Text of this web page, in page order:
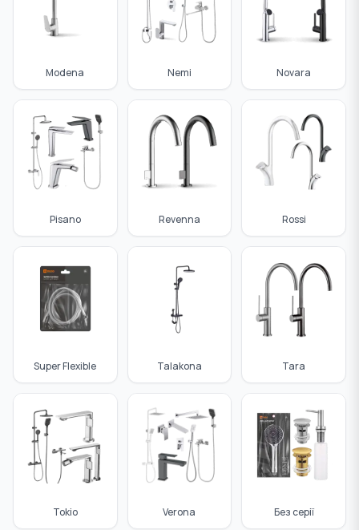
Modena Nemi Novara
Pisano Revenna Rossi
Super Flexible Talakona Tara
Tokio Verona Без серії